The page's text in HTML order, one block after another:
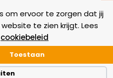
om ervoor te zorgen dat jij
te zien krijgt. Lees
cookiebeleid
Toestaan